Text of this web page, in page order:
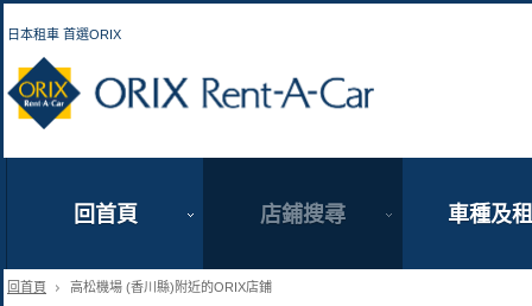
日本租車 首選ORIX
回首頁 店鋪搜尋 車種及
回首頁 高松機場 (香川縣)附近的ORIX店鋪